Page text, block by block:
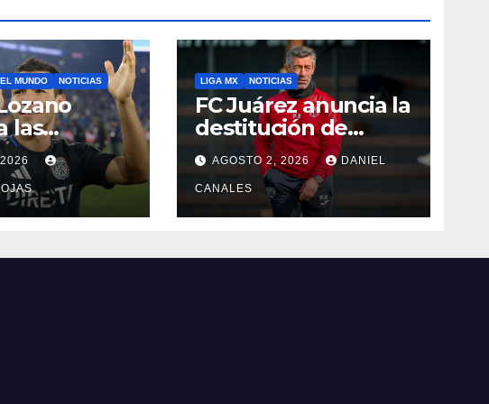
MUNDO NOTICIAS
las
con LA
LIGA MX NOTICIAS
FC Juárez anuncia la
destitución de
Pedro Caixinha
AGOSTO 2, 2026 DANIEL
CANALES